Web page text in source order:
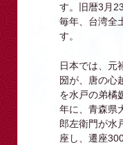
す。旧暦3月
毎年、台湾全
す。
日本では、元
圀が、唐の心
を水戸の弟橘
年に、青森県
郎左衛門が水
座し、遷座